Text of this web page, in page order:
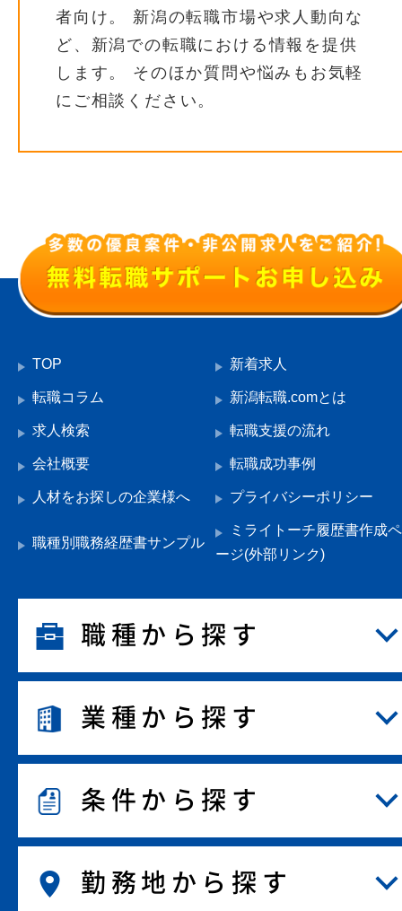
者向け。 新潟の転職市場や求人動向な
ど、新潟での転職における情報を提供
します。 そのほか質問や悩みもお気軽
にご相談ください。
TOP 新着求人
転職コラム 新潟転職.comとは
求人検索 転職支援の流れ
会社概要 転職成功事例
人材をお探しの企業様へ プライバシーポリシー
職種別職務経歴書サンプル
ミライトーチ履歴書作成ペ
ージ(外部リンク)
職種から探す
業種から探す
条件から探す
勤務地から探す